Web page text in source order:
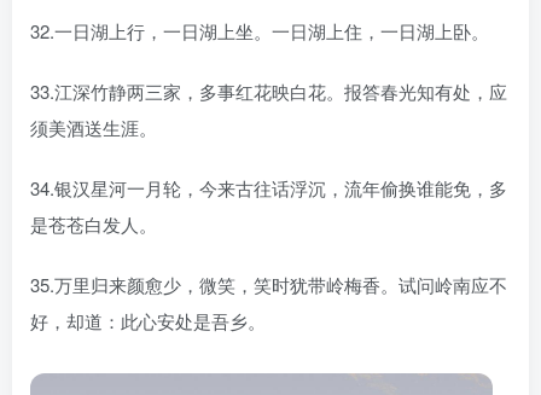
32.一日湖上行，一日湖上坐。一日湖上住，一日湖上卧。
33.江深竹静两三家，多事红花映白花。报答春光知有处，应
须美酒送生涯。
34.银汉星河一月轮，今来古往话浮沉，流年偷换谁能免，多
是苍苍白发人。
35.万里归来颜愈少，微笑，笑时犹带岭梅香。试问岭南应不
好，却道：此心安处是吾乡。